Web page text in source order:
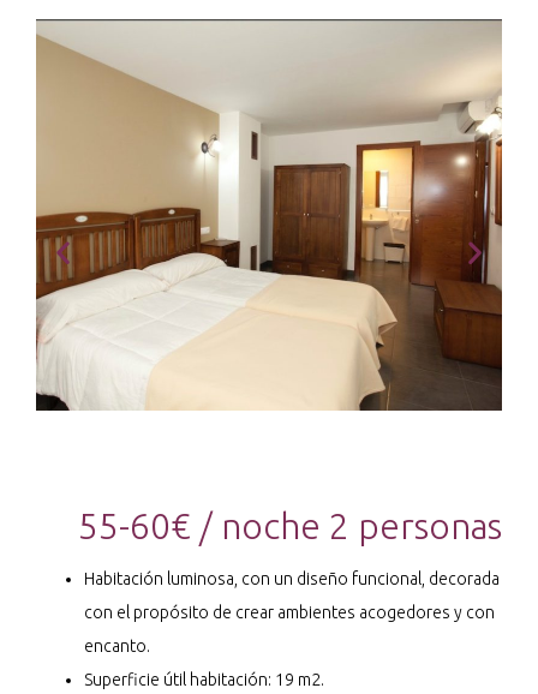
55-60€ / noche 2 personas
Habitación luminosa, con un diseño funcional, decorada
con el propósito de crear ambientes acogedores y con
encanto.
Superficie útil habitación: 19 m2.